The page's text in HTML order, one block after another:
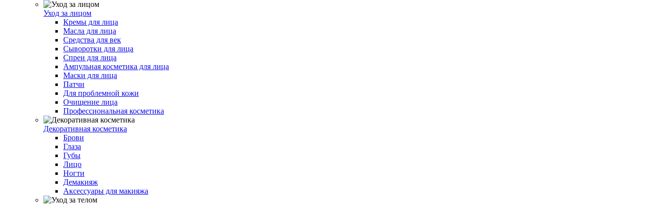
Уход за лицом
Кремы для лица
Масла для лица
Средства для век
Сыворотки для лица
Спреи для лица
Ампульная косметика для лица
Маски для лица
Патчи
Для проблемной кожи
Очищение лица
Профессиональная косметика
Декоративная косметика
Брови
Глаза
Губы
Лицо
Ногти
Демакияж
Аксессуары для макияжа